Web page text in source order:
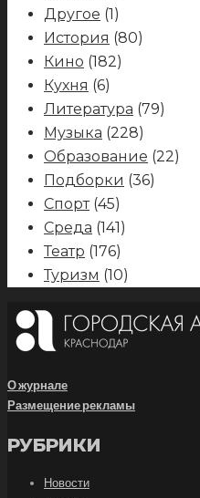
Другое (1)
История (80)
Кино (182)
Кухня (6)
Литература (79)
Музыка (228)
Образование (22)
Подборки (36)
Спорт(45)
Среда (141)
Театр (176)
Туризм (10)
О журнале
Размещение рекламы
РУБРИКИ
Новости